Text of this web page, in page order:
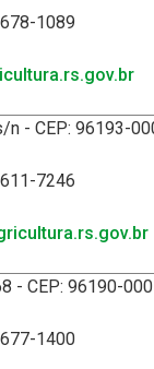
1089
n - CEP: 96193-
7246
- CEP: 96190-000
1400